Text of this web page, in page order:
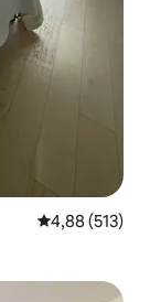
Évaluation
4,88 (513)